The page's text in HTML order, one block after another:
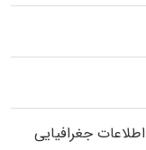
جغرافیایی